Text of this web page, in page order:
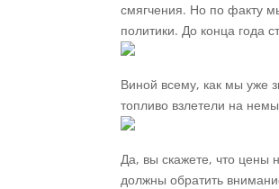
смягчения. Но по факту
политики. До конца года
Виной всему, как мы уже
топливо взлетели на
Да, вы скажете, что
должны обратить